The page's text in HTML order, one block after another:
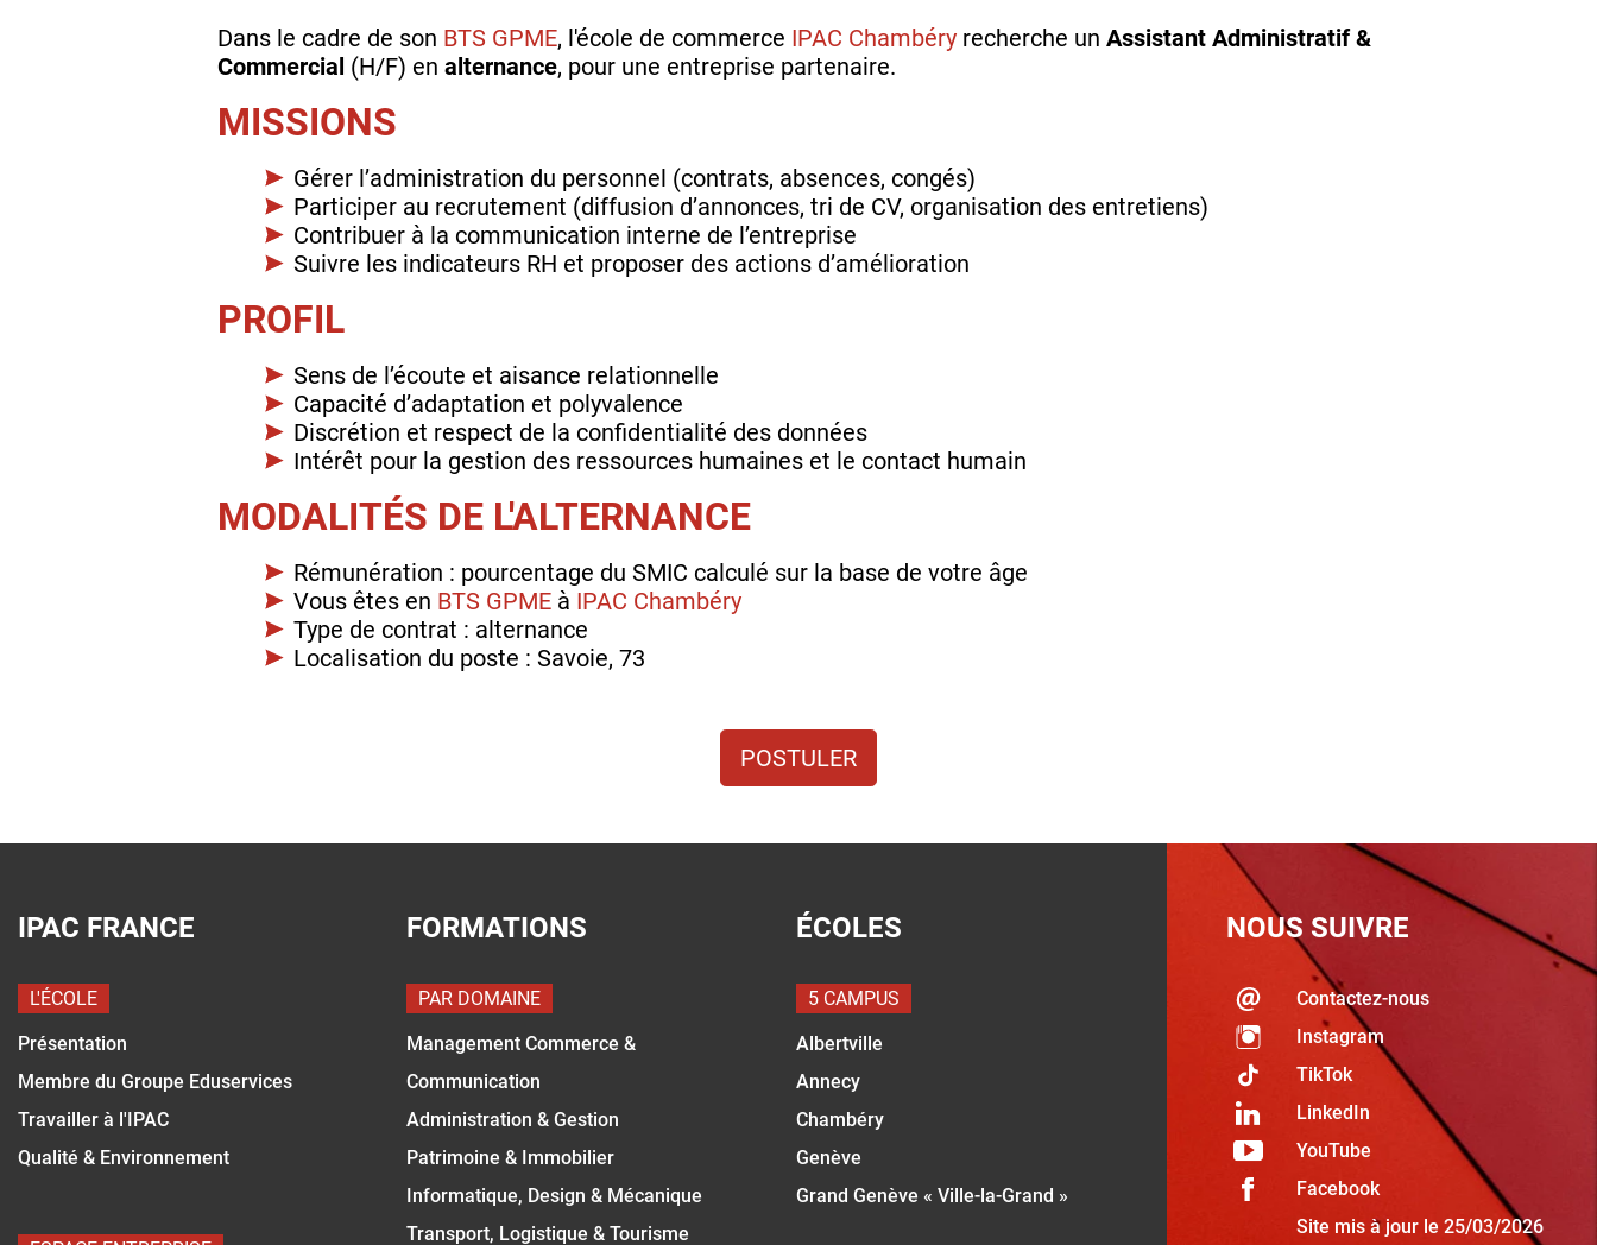
Dans le cadre de son BTS GPME, l'école de commerce IPAC Chambéry recherche un Assistant Administratif &
Commercial (H/F) en alternance, pour une entreprise partenaire.
MISSIONS
Gérer l’administration du personnel (contrats, absences, congés)
Participer au recrutement (diffusion d’annonces, tri de CV, organisation des entretiens)
Contribuer à la communication interne de l’entreprise
Suivre les indicateurs RH et proposer des actions d’amélioration
PROFIL
Sens de l’écoute et aisance relationnelle
Capacité d’adaptation et polyvalence
Discrétion et respect de la confidentialité des données
Intérêt pour la gestion des ressources humaines et le contact humain
MODALITÉS DE L'ALTERNANCE
Rémunération : pourcentage du SMIC calculé sur la base de votre âge
Vous êtes en BTS GPME à IPAC Chambéry
Type de contrat : alternance
Localisation du poste : Savoie, 73
POSTULER
IPAC FRANCE
L'ÉCOLE
Présentation
Membre du Groupe Eduservices
Travailler à l'IPAC
Qualité & Environnement
FORMATIONS
PAR DOMAINE
Management Commerce &
Communication
Administration & Gestion
Patrimoine & Immobilier
Informatique, Design & Mécanique
Transport, Logistique & Tourisme
ÉCOLES
5 CAMPUS
Albertville
Annecy
Chambéry
Genève
Grand Genève « Ville-la-Grand »
NOUS SUIVRE
Contactez-nous
Instagram
TikTok
LinkedIn
YouTube
Facebook
Site mis à jour le 25/03/2026